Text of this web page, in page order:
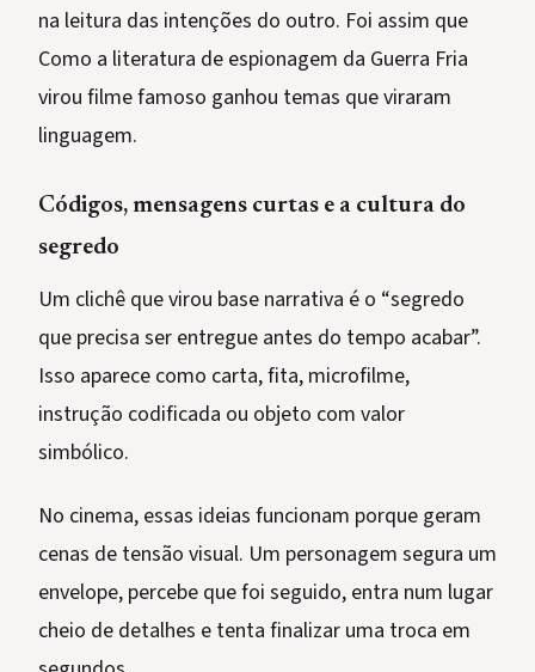
na leitura das intenções do outro. Foi assim que
Como a literatura de espionagem da Guerra Fria
virou filme famoso ganhou temas que viraram
linguagem.
Códigos, mensagens curtas e a cultura do
segredo
Um clichê que virou base narrativa é o “segredo
que precisa ser entregue antes do tempo acabar”.
Isso aparece como carta, fita, microfilme,
instrução codificada ou objeto com valor
simbólico.
No cinema, essas ideias funcionam porque geram
cenas de tensão visual. Um personagem segura um
envelope, percebe que foi seguido, entra num lugar
cheio de detalhes e tenta finalizar uma troca em